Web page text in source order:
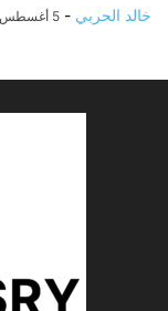
خالد الحربي - 5 أغسطس، 2026